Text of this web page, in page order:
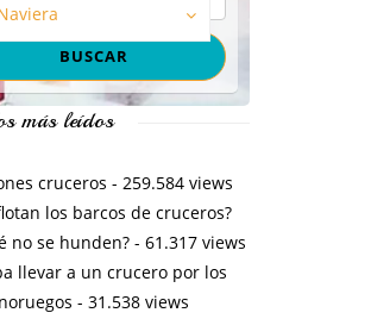
más leídos
cruceros - 259.584 views
los barcos de cruceros?
no se hunden?- 61.317 views
llevar a un crucero por los
- 31.538 views